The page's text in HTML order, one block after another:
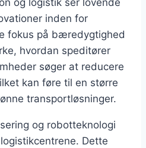
og logistik ser lovende
inden for
fokus på bæredygtighed
hvordan speditører
søger at reducere
kan føre til en større
transportløsninger.
og robotteknologi
Dette